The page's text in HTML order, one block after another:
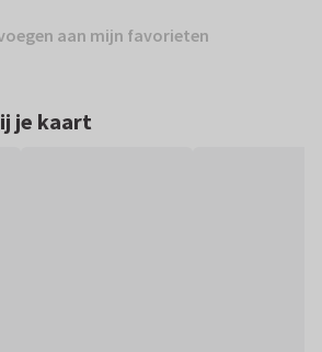
aan mijn favorieten
je kaart